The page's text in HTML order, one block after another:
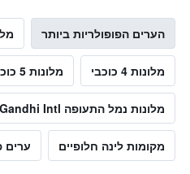
הערים הפופולריות ביותר
מלונות 4 כוכבי מלונות 5 כוכבי
מלונות נמל התעופה Rajiv Gandhi Intl פופולריים
מקומות לינה חלופיים ערים